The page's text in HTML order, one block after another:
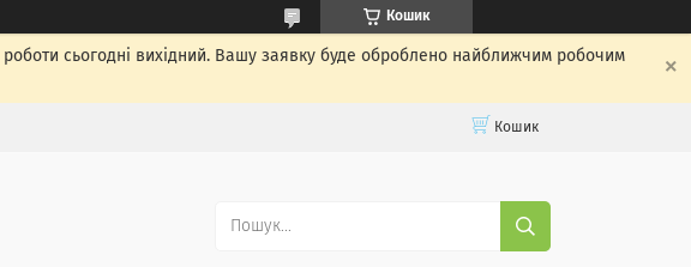
Кошик
сьогодні вихідний. Вашу заявку буде оброблено найближчим робочим
Кошик